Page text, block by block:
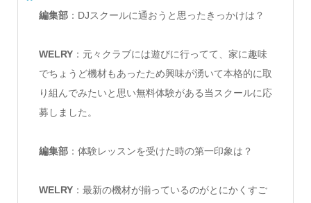
編集部：DJスクールに通おうと思ったきっかけは？
WELRY：元々クラブには遊びに行ってて、家に趣味
でちょうど機材もあったため興味が湧いて本格的に取
り組んでみたいと思い無料体験がある当スクールに応
募しました。
編集部：体験レッスンを受けた時の第一印象は？
WELRY：最新の機材が揃っているのがとにかくすご